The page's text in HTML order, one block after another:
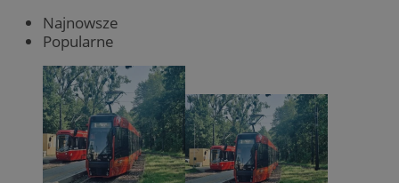
Najnowsze
Popularne